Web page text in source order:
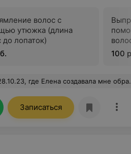
волос с
утюжка (длина
до лопаток)
100
даже моему мужу. Ночью очень долго уговаривала себя пойти умыться, так не хотелось возвращаться в реальность. Зато теперь со мной навсегда те прекрасные фотоснимки. И контакт Елены на случай новых идей! Спасибо еще раз!
Записаться